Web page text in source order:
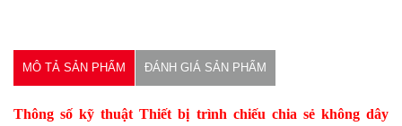
MÔ TẢ SẢN PHẨM ĐÁNH GIÁ SẢN PHẨM
Thông số kỹ thuật Thiết bị trình chiếu chia sẻ không dây